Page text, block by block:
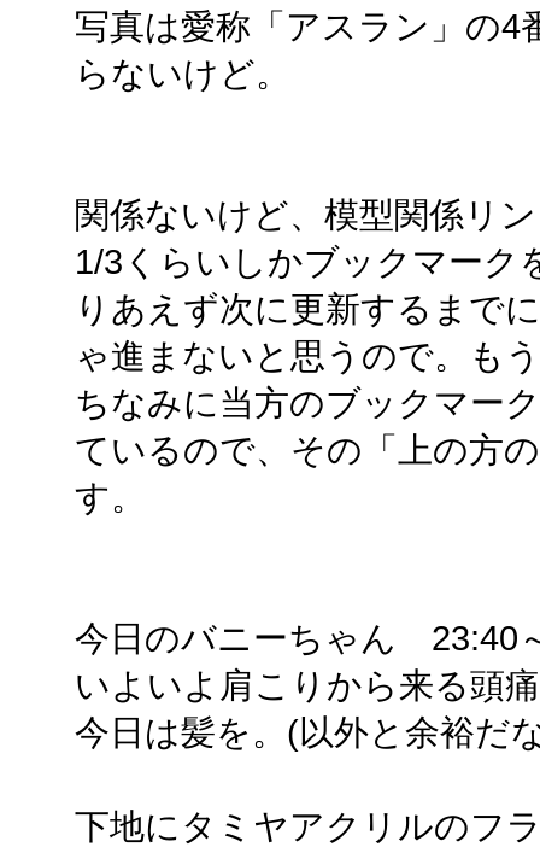
写真は愛称「アスラン」の4
らないけど。
関係ないけど、模型関係リ
1/3くらいしかブックマーク
りあえず次に更新するまで
ゃ進まないと思うので。も
ちなみに当方のブックマー
ているので、その「上の方
す。
今日のバニーちゃん 23:40
いよいよ肩こりから来る頭
今日は髪を。(以外と余裕だ
下地にタミヤアクリルのフ